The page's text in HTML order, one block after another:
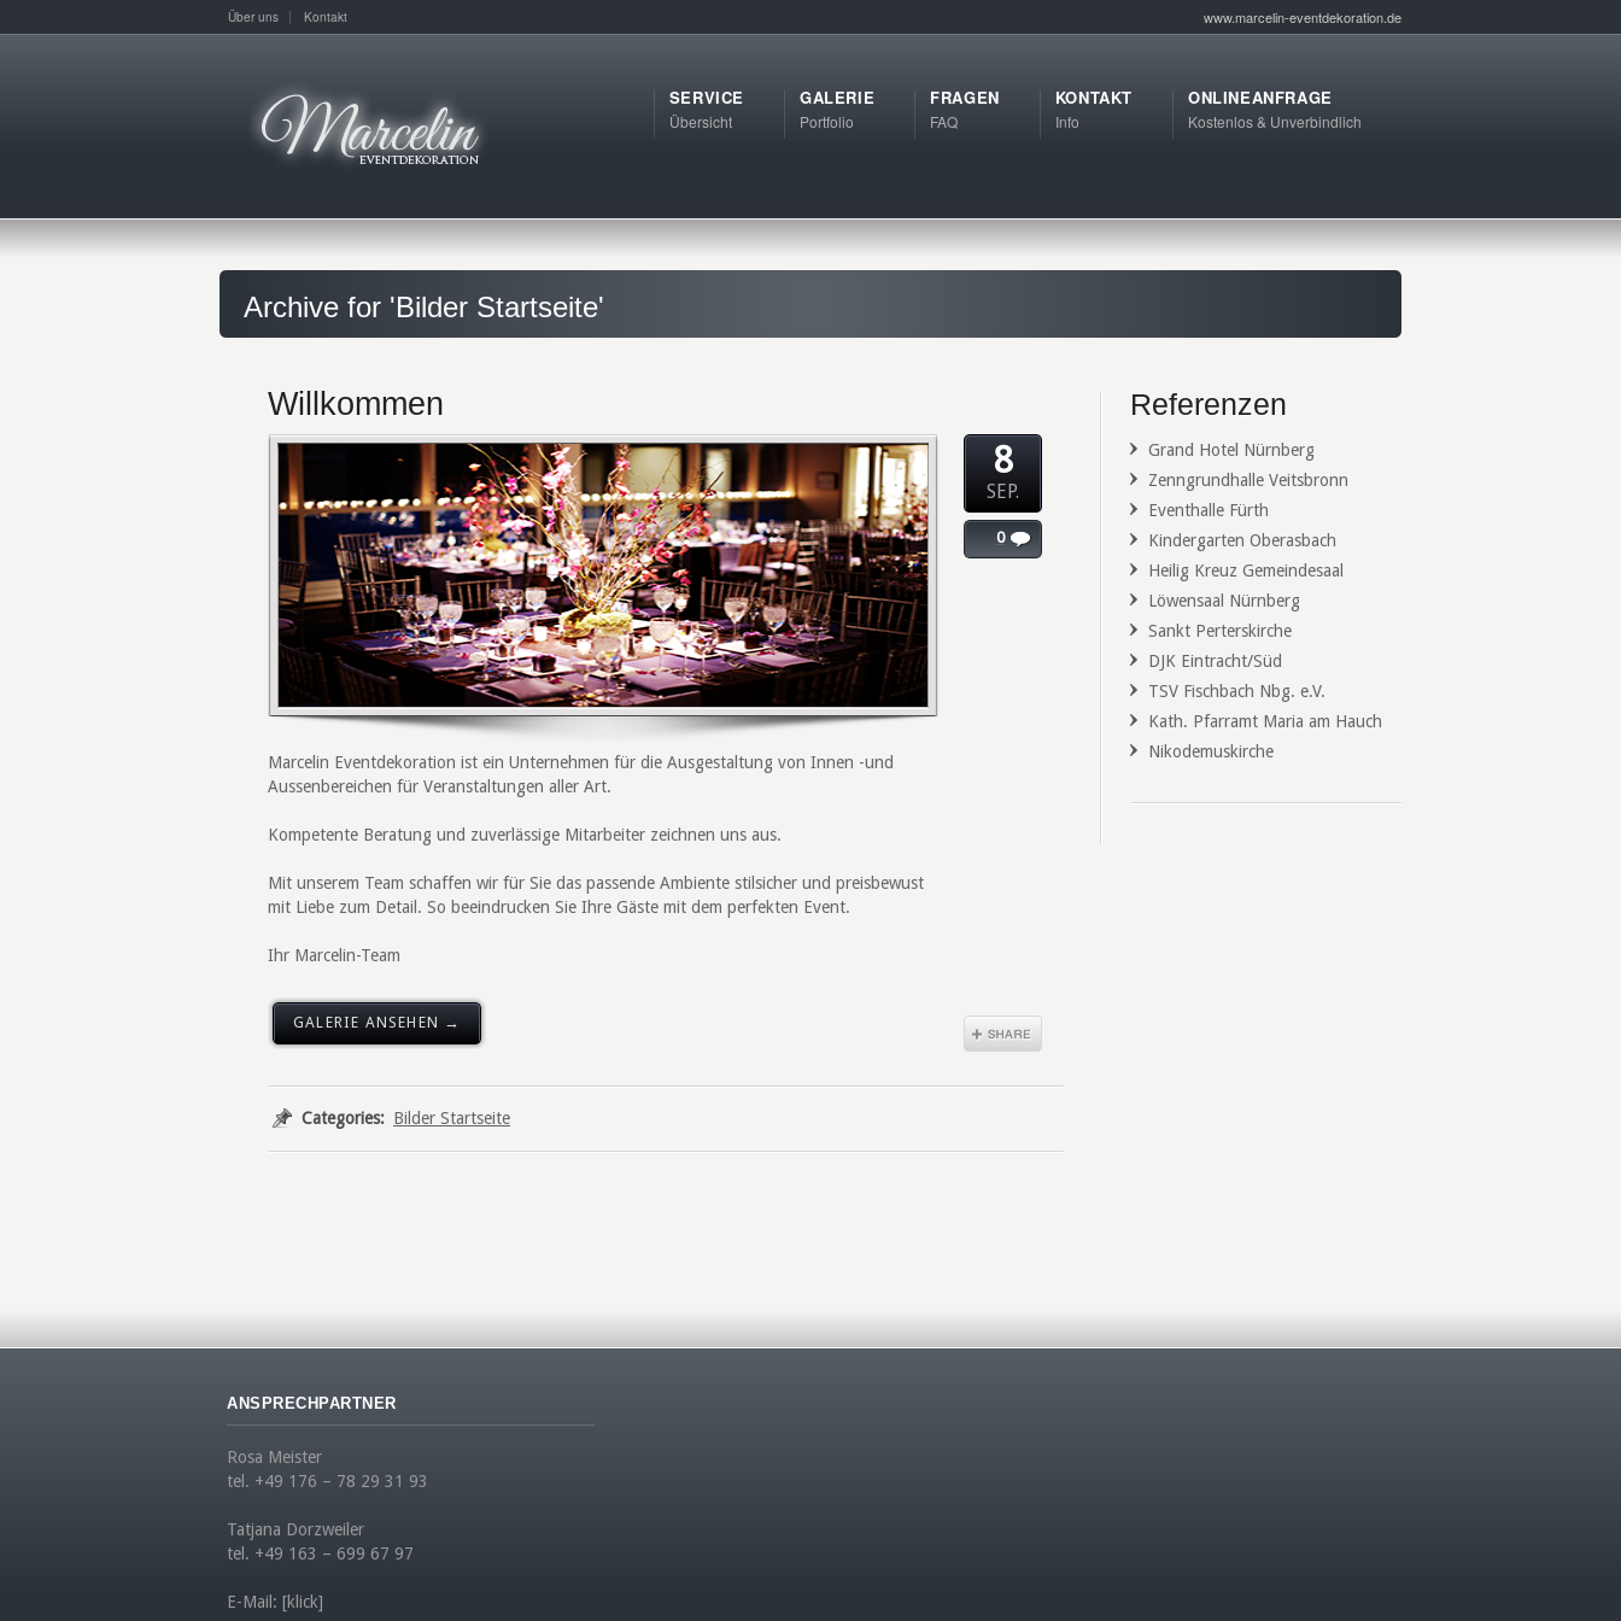
Über uns Kontakt www.marcelin-eventdekoration.de
SERVICE
Übersicht
GALERIE
Portfolio
FRAGEN
FAQ
KONTAKT
Info
ONLINEANFRAGE
Kostenlos & Unverbindlich
Archive for 'Bilder Startseite'
Willkommen
Marcelin Eventdekoration ist ein Unternehmen für die Ausgestaltung von Innen -und
Aussenbereichen für Veranstaltungen aller Art.
Kompetente Beratung und zuverlässige Mitarbeiter zeichnen uns aus.
Mit unserem Team schaffen wir für Sie das passende Ambiente stilsicher und preisbewust
mit Liebe zum Detail. So beeindrucken Sie Ihre Gäste mit dem perfekten Event.
Ihr Marcelin-Team
GALERIE ANSEHEN →
8
SEP.
0
Categories: Bilder Startseite
Referenzen
Grand Hotel Nürnberg
Zenngrundhalle Veitsbronn
Eventhalle Fürth
Kindergarten Oberasbach
Heilig Kreuz Gemeindesaal
Löwensaal Nürnberg
Sankt Perterskirche
DJK Eintracht/Süd
TSV Fischbach Nbg. e.V.
Kath. Pfarramt Maria am Hauch
Nikodemuskirche
ANSPRECHPARTNER
Rosa Meister
tel. +49 176 – 78 29 31 93
Tatjana Dorzweiler
tel. +49 163 – 699 67 97
E-Mail: [klick]